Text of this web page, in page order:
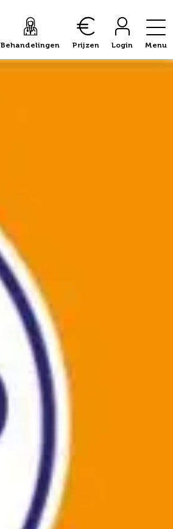
Behandelingen Prijzen Login Menu